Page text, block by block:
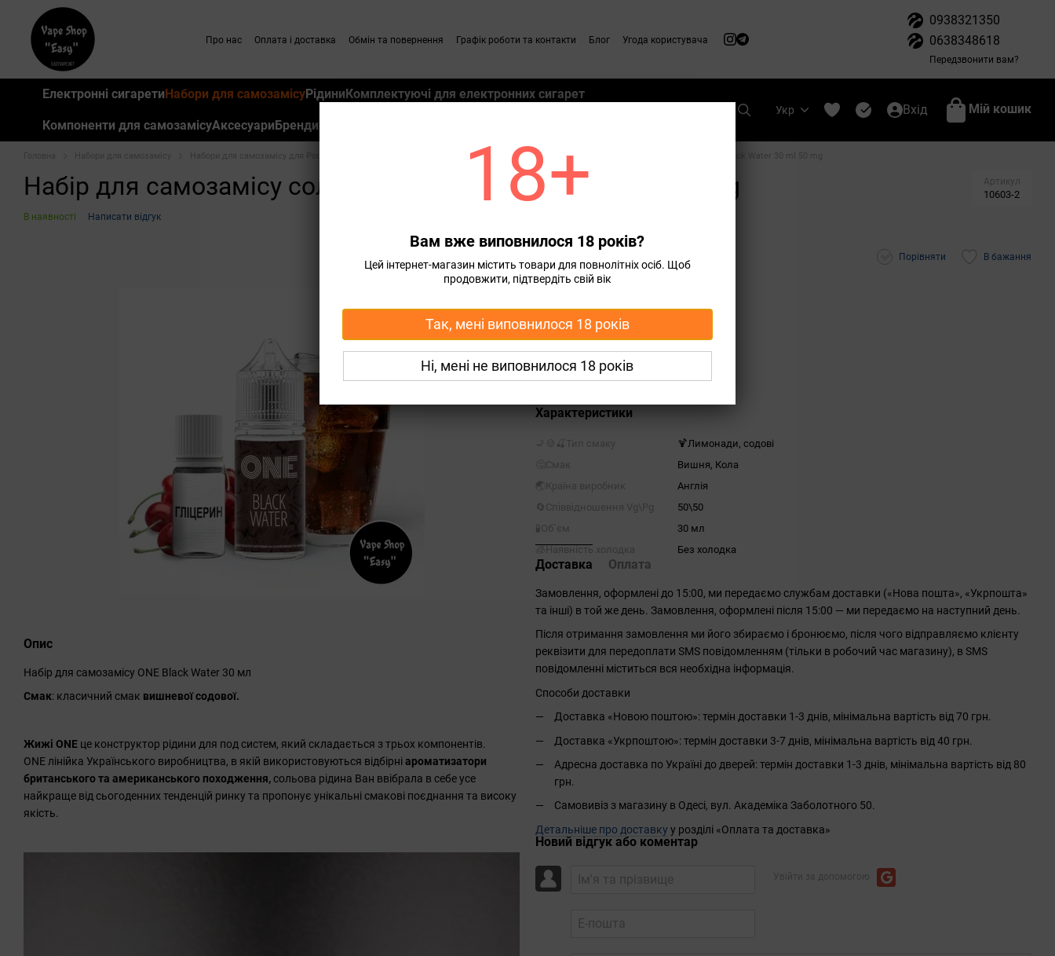
Перейти до основного контенту
Про нас Оплата і доставка Обмін та повернення Графік роботи та контакти Блог Угода користувача
0938321350
0638348618
Передзвонити вам?
Електронні сигаретиНабори для самозамісуРідиниКомплектуючі для електронних сигарет
Компоненти для самозамісуАксесуариБренди
Укр Вхід Мій кошик
Набори для самозамісу для Pod систем Набори для самозамісу для Pod систем ONE Набір для самозамісу сольовий ONE Black Water 30 ml 50 mg
Набір для самозамісу сольовий ONE Black Water 30 ml 50 mg Артикул
10603-2
В наявності Написати відгук
Опис
Набір для самозамісу ONE Black Water 30 мл
Смак: класичний смак вишневої содової.
Жижі ONE це конструктор рідини для под систем, який складається з трьох компонентів.
ONE лінійка Українського виробництва, в якій використовуються відбірніароматизатори
британського та американського походження,сольова рідина Ван ввібрала в себе усе
найкраще від сьогоденних тенденцій ринку та пропонує унікальні смакові поєднання та високу
якість.
420 грн Порівняти В бажання
50 мг
Купити
Характеристики
🚬🍪🍒Тип смаку
🍹Лимонади, содові
🤔Смак
Вишня, Кола
🌏Країна виробник
Англія
🔄Співвідношення Vg\Pg
50\50
🧪Об`єм
30 мл
🧊Наявність холодка
Без холодка
Доставка Оплата
Замовлення, оформлені до 15:00, ми передаємо службам доставки («Нова пошта», «Укрпошта»
та інші) в той же день. Замовлення, оформлені після 15:00 — ми передаємо на наступний день.
Після отримання замовлення ми його збираємо і бронюємо, після чого відправляємо клієнту
реквізити для передоплати SMS повідомленням (тільки в робочий час магазину), в SMS
повідомленні міститься вся необхідна інформація.
Способи доставки
Доставка «Новою поштою»: термін доставки 1-3 днів, мінімальна вартість від 70 грн.
Доставка «Укрпоштою»: термін доставки 3-7 днів, мінімальна вартість від 40 грн.
Адресна доставка по Україні до дверей: термін доставки 1-3 днів, мінімальна вартість від 80
грн.
Самовивіз з магазину в Одесі, вул. Академіка Заболотного 50.
Детальніше про доставку у розділі «Оплата та доставка»
Новий відгук або коментар
18+
Вам вже виповнилося 18 років?
Цей інтернет-магазин містить товари для повнолітніх осіб. Щоб
продовжити, підтвердіть свій вік
Так, мені виповнилося 18 років
Ні, мені не виповнилося 18 років